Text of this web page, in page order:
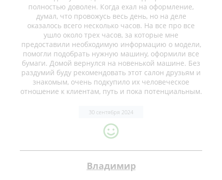
полностью доволен. Когда ехал на оформление,
думал, что провожусь весь день, но на деле
оказалось всего несколько часов. На все про все
ушло около трех часов, за которые мне
предоставили необходимую информацию о модели,
помогли подобрать нужную машину, оформили все
бумаги. Домой вернулся на новенькой машине. Без
раздумий буду рекомендовать этот салон друзьям и
знакомым, очень подкупило их человеческое
отношение к клиентам, путь и пока потенциальным.
30 сентября 2024
Владимир